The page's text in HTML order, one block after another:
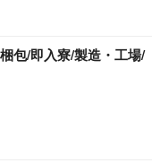
包/即入寮/製造・工場/